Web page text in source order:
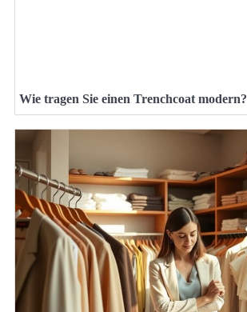
Wie tragen Sie einen Trenchcoat modern?